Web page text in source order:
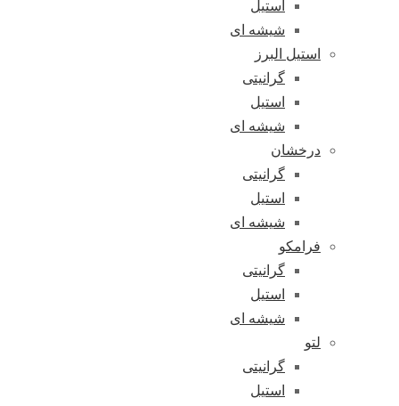
استیل
شیشه ای
استیل البرز
گرانیتی
استیل
شیشه ای
درخشان
گرانیتی
استیل
شیشه ای
فرامکو
گرانیتی
استیل
شیشه ای
لتو
گرانیتی
استیل